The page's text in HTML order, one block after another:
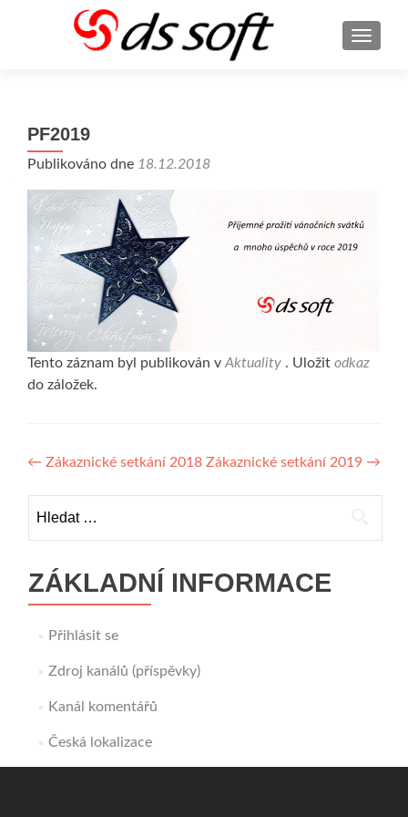
PF2019
Publikováno dne 18.12.2018
Tento záznam byl publikován vAktuality . Uložit odkaz
do záložek.
Navigace
pro
příspěvek
← Zákaznické setkání 2018 Zákaznické setkání 2019 →
ZÁKLADNÍ INFORMACE
Přihlásit se
Zdroj kanálů (příspěvky)
Kanál komentářů
Česká lokalizace